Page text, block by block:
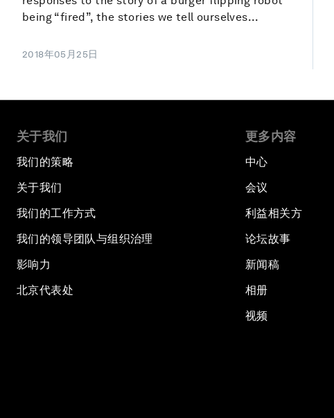
being “fired”, the stories we tell ourselves...
2018年05月25日
关于我们
我们的策略
关于我们
我们的工作方式
我们的领导团队与组织治理
影响力
北京代表处
更多内容
中心
会议
利益相关方
论坛故事
新闻稿
相册
视频